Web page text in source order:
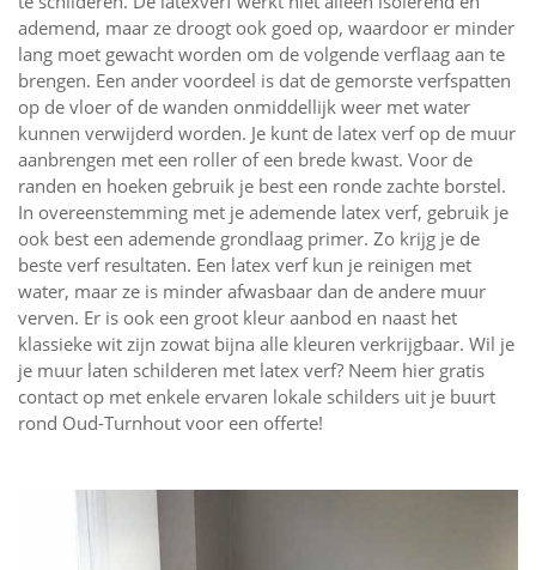
ademend, maar ze droogt ook goed op, waardoor er minder
lang moet gewacht worden om de volgende verflaag aan te
brengen. Een ander voordeel is dat de gemorste verfspatten
op de vloer of de wanden onmiddellijk weer met water
kunnen verwijderd worden. Je kunt de latex verf op de muur
aanbrengen met een roller of een brede kwast. Voor de
randen en hoeken gebruik je best een ronde zachte borstel.
In overeenstemming met je ademende latex verf, gebruik je
ook best een ademende grondlaag primer. Zo krijg je de
beste verf resultaten. Een latex verf kun je reinigen met
water, maar ze is minder afwasbaar dan de andere muur
verven. Er is ook een groot kleur aanbod en naast het
klassieke wit zijn zowat bijna alle kleuren verkrijgbaar. Wil je
je muur laten schilderen met latex verf? Neem hier gratis
contact op met enkele ervaren lokale schilders uit je buurt
rond Oud-Turnhout voor een offerte!